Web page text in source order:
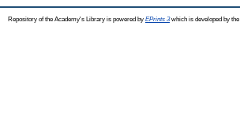
Repository of the Academy's Library is powered by EPrints 3which is developed by the